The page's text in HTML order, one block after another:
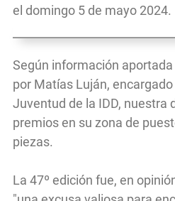
el domingo 5 de mayo 2024.
Según información
por Matías Luján,
Juventud de la IDD, nuestra
premios en su zona de
piezas.
La 47º edición fue, en